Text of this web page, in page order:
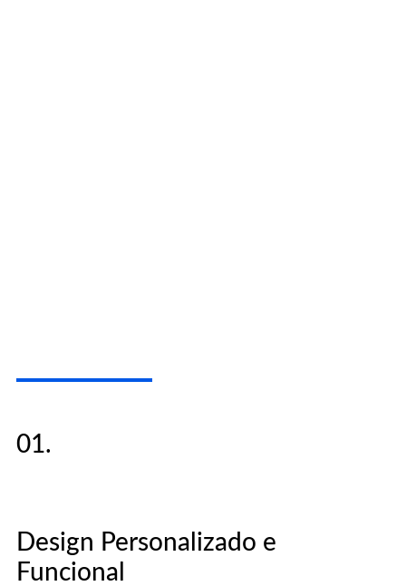
01.
Design Personalizado e
Funcional